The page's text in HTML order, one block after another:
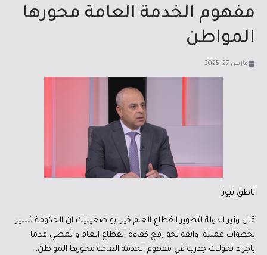
مفهوم الخدمة العامة محورها
المواطن
مارس 27, 2025
ناطق نيوز
قال وزير الدولة لتطوير القطاع العام خير ابو صعيليك ان الحكومة تسير
بخطوات عملية واثقة نحو رفع كفاءة القطاع العام و تمضي قدما
باجراء تحولات جدرية في مفهوم الخدمة العامة محورها المواطن.